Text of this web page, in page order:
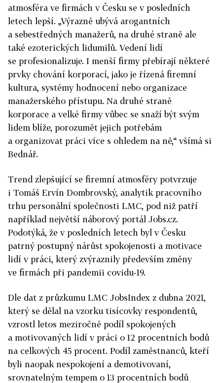
atmosféra ve firmách v Česku se v posledních
letech lepší. „Výrazně ubývá arogantních
a sebestředných manažerů, na druhé straně ale
také ezoterických lidumilů. Vedení lidí
se profesionalizuje. I menší firmy přebírají některé
prvky chování korporací, jako je řízená firemní
kultura, systémy hodnocení nebo organizace
manažerského přístupu. Na druhé straně
korporace a velké firmy vůbec se snaží být svým
lidem blíže, porozumět jejich potřebám
a organizovat práci více s ohledem na ně,“ všímá si
Bednář.
Trend zlepšující se firemní atmosféry potvrzuje
i Tomáš Ervín Dombrovský, analytik pracovního
trhu personální společnosti LMC, pod niž patří
například největší náborový portál Jobs.cz.
Podotýká, že v posledních letech byl v Česku
patrný postupný nárůst spokojenosti a motivace
lidí v práci, který zvýraznily především změny
ve firmách při pandemii covidu-19.
Dle dat z průzkumu LMC JobsIndex z dubna 2021,
který se dělal na vzorku tisícovky respondentů,
vzrostl letos meziročně podíl spokojených
a motivovaných lidí v práci o 12 procentních bodů
na celkových 45 procent. Podíl zaměstnanců, kteří
byli naopak nespokojení a demotivovaní,
srovnatelným tempem o 13 procentních bodů